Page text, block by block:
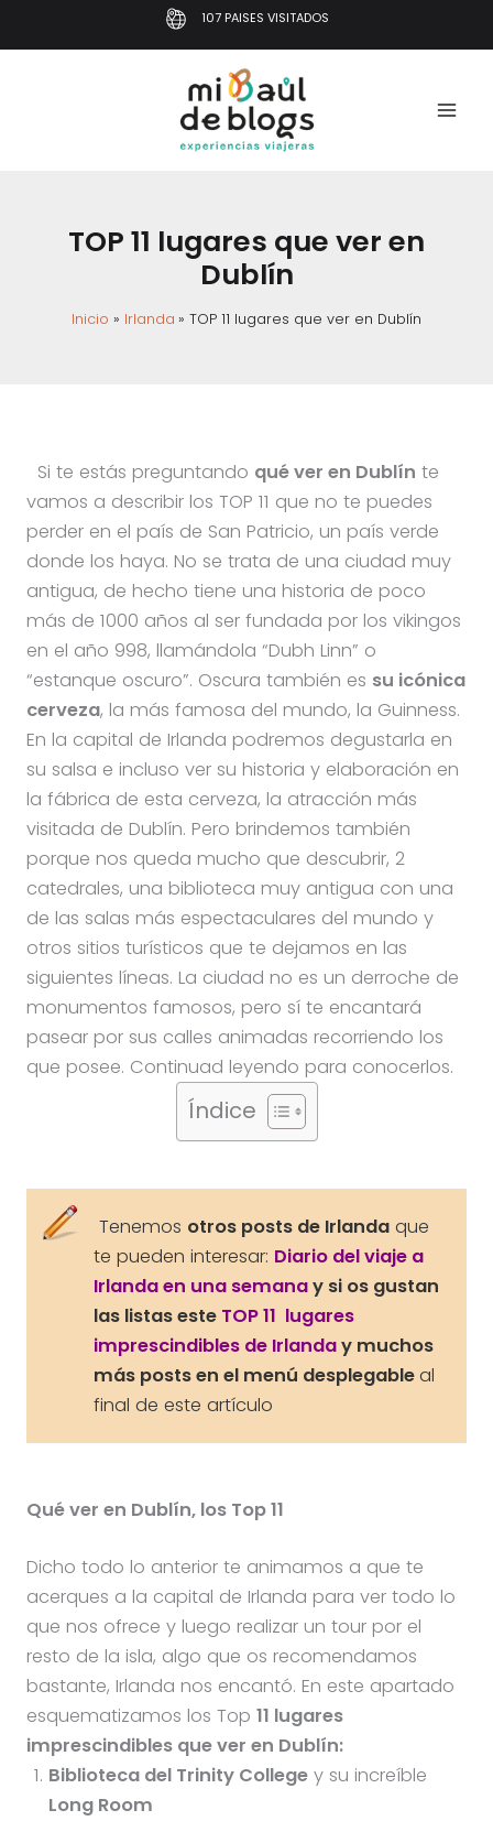
al
107 PAISES VISITADOS
TOP 11 lugares que ver en
Dublín
Inicio Irlanda TOP 11 lugares que ver en Dublín
Si te estás preguntando qué ver en Dublín te
vamos a describir los TOP 11 que no te puedes
perder en el país de San Patricio, un país verde
donde los haya. No se trata de una ciudad muy
antigua, de hecho tiene una historia de poco
más de 1000 años al ser fundada por los vikingos
en el año 998, llamándola “Dubh Linn” o
“estanque oscuro”. Oscura también es su icónica
cerveza, la más famosa del mundo, la Guinness.
En la capital de Irlanda podremos degustarla en
su salsa e incluso ver su historia y elaboración en
la fábrica de esta cerveza, la atracción más
visitada de Dublín. Pero brindemos también
porque nos queda mucho que descubrir, 2
catedrales, una biblioteca muy antigua con una
de las salas más espectaculares del mundo y
otros sitios turísticos que te dejamos en las
siguientes líneas. La ciudad no es un derroche de
monumentos famosos, pero sí te encantará
pasear por sus calles animadas recorriendo los
que posee. Continuad leyendo para conocerlos.
Índice
Tenemos otros posts de Irlandaque
te pueden interesar: Diario del viaje a
Irlanda en una semanay si os gustan
las listas este TOP 11 lugares
imprescindibles de Irlanday muchos
más posts en el menú desplegableal
final de este artículo
Qué ver en Dublín, los Top 11
Dicho todo lo anterior te animamos a que te
acerques a la capital de Irlanda para ver todo lo
que nos ofrece y luego realizar un tour por el
resto de la isla, algo que os recomendamos
bastante, Irlanda nos encantó. En este apartado
esquematizamos los Top 11 lugares
imprescindibles que ver en Dublín:
Biblioteca del Trinity Collegey su increíble
Long Room